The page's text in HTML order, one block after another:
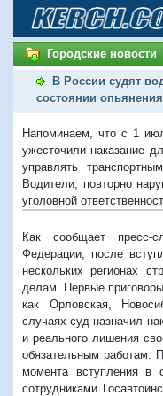
Городские новости
В России судят
состоянии опьянения
Напоминаем, что с 1
ужесточили наказание
управлять
Водители, повторно
уголовной
Как сообщает пресс-
Федерации, после
нескольких регионах
делам. Первые
как Орловская,
случаях суд назначил
и реального лишения
обязательным работам.
момента вступления в
сотрудниками